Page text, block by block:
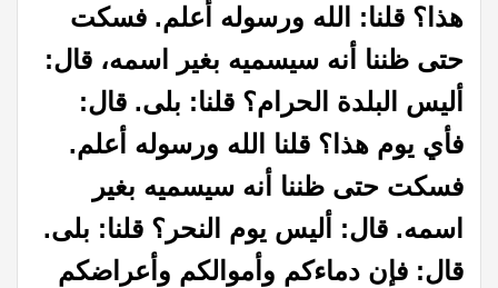
هذا؟ قلنا: الله ورسوله أعلم. فسكت
حتى ظننا أنه سيسميه بغير اسمه، قال:
أليس البلدة الحرام؟ قلنا: بلى. قال:
فأي يوم هذا؟ قلنا الله ورسوله أعلم.
فسكت حتى ظننا أنه سيسميه بغير
اسمه. قال: أليس يوم النحر؟ قلنا: بلى.
قال: فإن دماءكم وأموالكم وأعراضكم